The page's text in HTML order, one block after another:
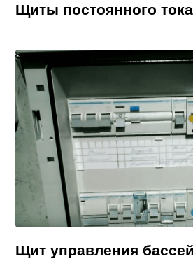
Щиты постоянного
Щит управления